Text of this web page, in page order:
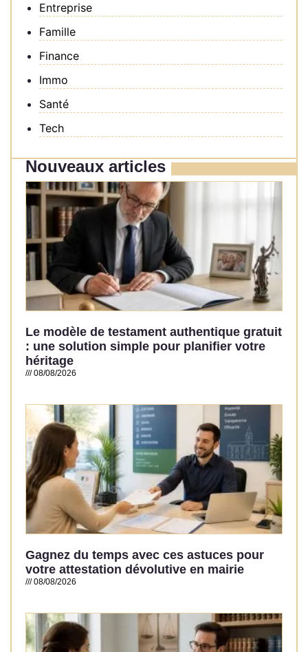
Entreprise
Famille
Finance
Immo
Santé
Tech
Nouveaux articles
Le modèle de testament authentique gratuit
: une solution simple pour planifier votre
héritage
08/08/2026
Gagnez du temps avec ces astuces pour
votre attestation dévolutive en mairie
08/08/2026